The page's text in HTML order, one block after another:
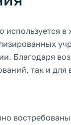
используется
Благодаря
так и